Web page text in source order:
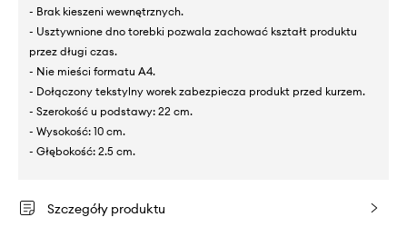
- Brak kieszeni wewnętrznych.
- Usztywnione dno torebki pozwala zachować kształt produktu
przez długi czas.
- Nie mieści formatu A4.
- Dołączony tekstylny worek zabezpiecza produkt przed kurzem.
- Szerokość u podstawy: 22 cm.
- Wysokość: 10 cm.
- Głębokość: 2.5 cm.
Szczegóły produktu